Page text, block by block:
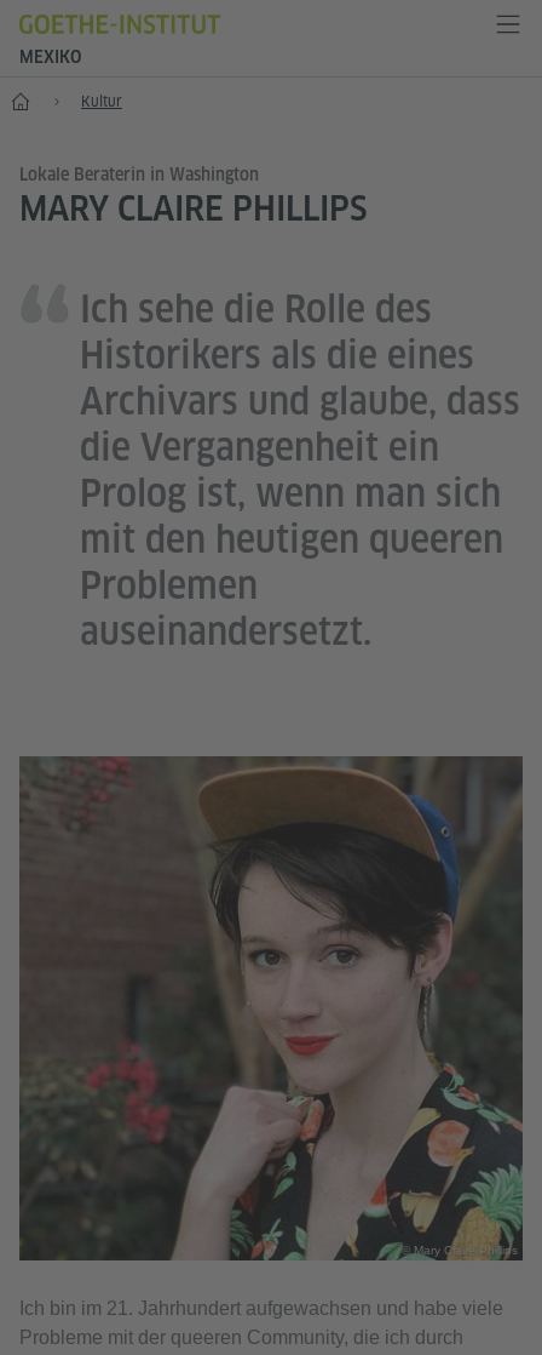
MEXIKO
Start Kultur
Lokale Beraterin in Washington
MARY CLAIRE PHILLIPS
Ich sehe die Rolle des
Historikers als die eines
Archivars und glaube, dass
die Vergangenheit ein
Prolog ist, wenn man sich
mit den heutigen queeren
Problemen
auseinandersetzt.
© Mary Claire Phillips
Ich bin im 21. Jahrhundert aufgewachsen und habe viele
Probleme mit der queeren Community, die ich durch